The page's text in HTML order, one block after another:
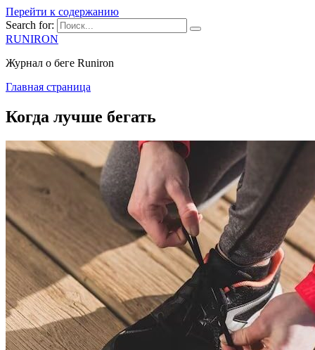
Перейти к содержанию
Search for:
RUNIRON
Журнал о беге Runiron
Главная страница
Когда лучше бегать